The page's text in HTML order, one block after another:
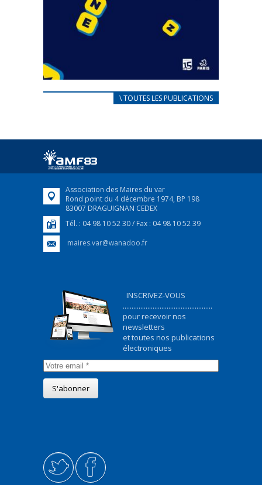
CARNET D’ACCUEIL
Afin d’accompagner au mieux les réfugiés
FEUILLETER
\ TOUTES LES PUBLICATIONS
Association des Maires du var
Rond point du 4 décembre 1974, BP 198
83007 DRAGUIGNAN CEDEX
Tél. : 04 98 10 52 30 / Fax : 04 98 10 52 39
maires.var@wanadoo.fr
INSCRIVEZ-VOUS
...................................................
pour recevoir nos
newsletters
et toutes nos publications
électroniques